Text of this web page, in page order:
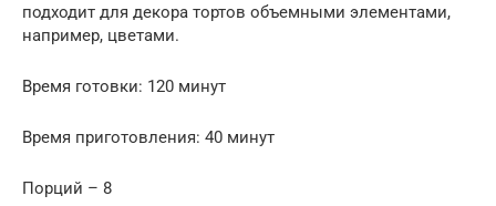
подходит для декора тортов объемными элементами,
например, цветами.
Время готовки: 120 минут
Время приготовления: 40 минут
Порций – 8